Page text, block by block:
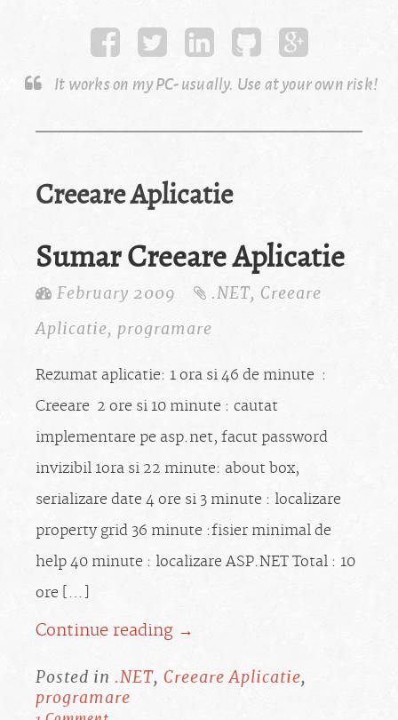
It works on my PC- usually. Use at your own risk!
Creeare Aplicatie
Sumar Creeare Aplicatie
February 2009 .NET, Creeare
Aplicatie, programare
Rezumat aplicatie: 1 ora si 46 de minute :
Creeare 2 ore si 10 minute : cautat
implementare pe asp.net, facut password
invizibil 1ora si 22 minute: about box,
serializare date 4 ore si 3 minute : localizare
property grid 36 minute :fisier minimal de
help 40 minute : localizare ASP.NET Total : 10
ore […]
Continue reading →
Posted in .NET, Creeare Aplicatie,
programare